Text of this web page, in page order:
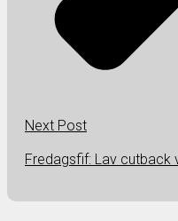
Next Post
Fredagsfif: Lav cutback